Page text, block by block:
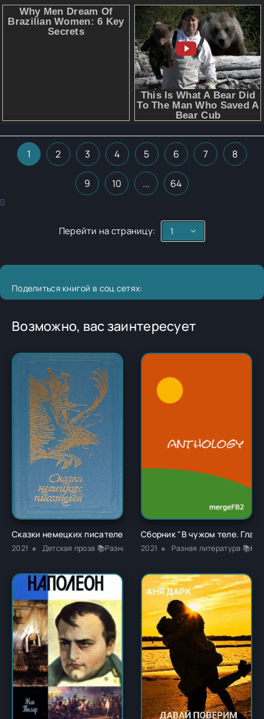
1 2 3 4 5 6 7 8
9 10 ... 64
Перейти на страницу:
Поделиться книгой в соц сетях:
Возможно, вас заинтересует
Сказки немецких писателей - Новалис
2021 Детская проза 📚Разная литература
Сборник "В чужом теле.
2021 Разная литература